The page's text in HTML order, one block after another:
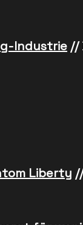
Industrie //
Liberty